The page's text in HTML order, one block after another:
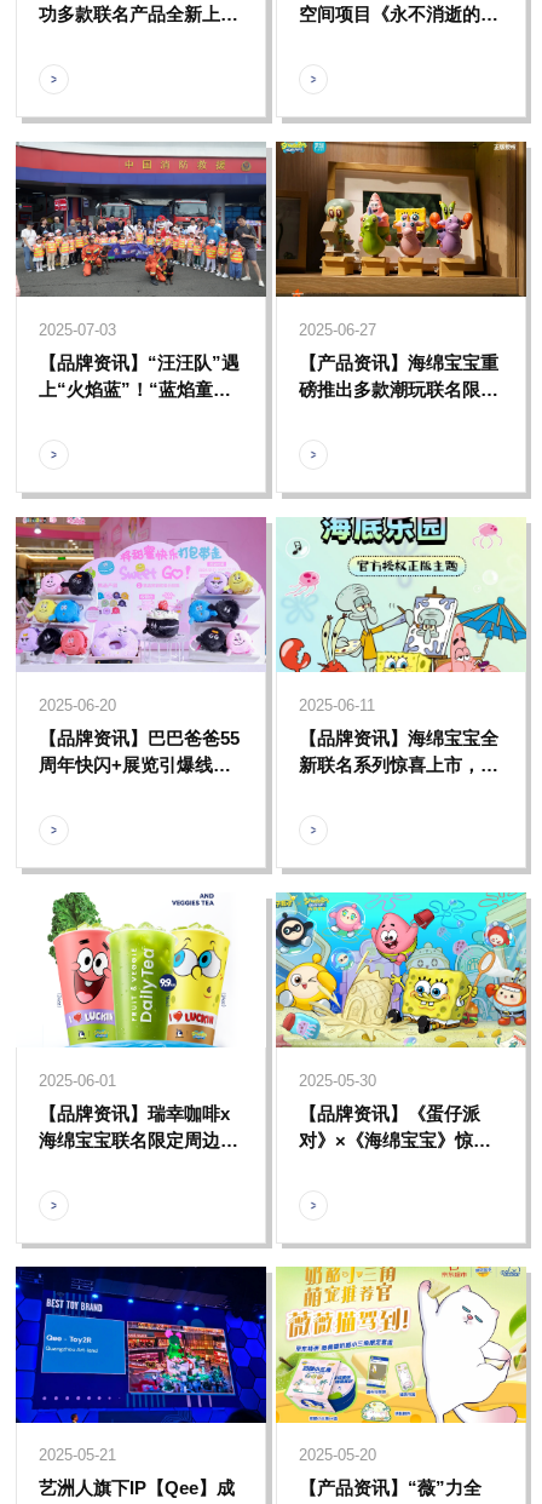
功多款联名产品全新上
空间项目《永不消逝的圆
2025-07-03
【品牌资讯】“汪汪队”遇
上“火焰蓝”！“蓝焰童
防开放日活动圆满举行
2025-06-27
【产品资讯】海绵宝宝重
磅推出多款潮玩联名限定
的潮流风尚
2025-06-20
【品牌资讯】巴巴爸爸55
周年快闪+展览引爆线下
狂欢限时开启！
2025-06-11
【品牌资讯】海绵宝宝全
新联名系列惊喜上市，邀
幻冒险魅力！
2025-06-01
【品牌资讯】瑞幸咖啡x
海绵宝宝联名限定周边上
快乐宝宝！
2025-05-30
【品牌资讯】《蛋仔派
对》×《海绵宝宝》惊喜
人鱼篇】表情包专治你的
聊天无表情慌
2025-05-21
艺洲人旗下IP【Qee】成
2025-05-20
【产品资讯】“薇”力全